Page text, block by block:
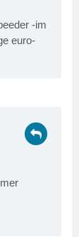
-im
euro-